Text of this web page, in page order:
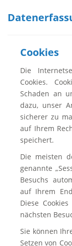
Cookies
Die
Cookies.
Schaden an
dazu, unser
sicherer zu
auf Ihrem
speichert.
Die meisten
genannte
Besuchs
auf Ihrem
Diese
nächsten
Sie können
Setzen von